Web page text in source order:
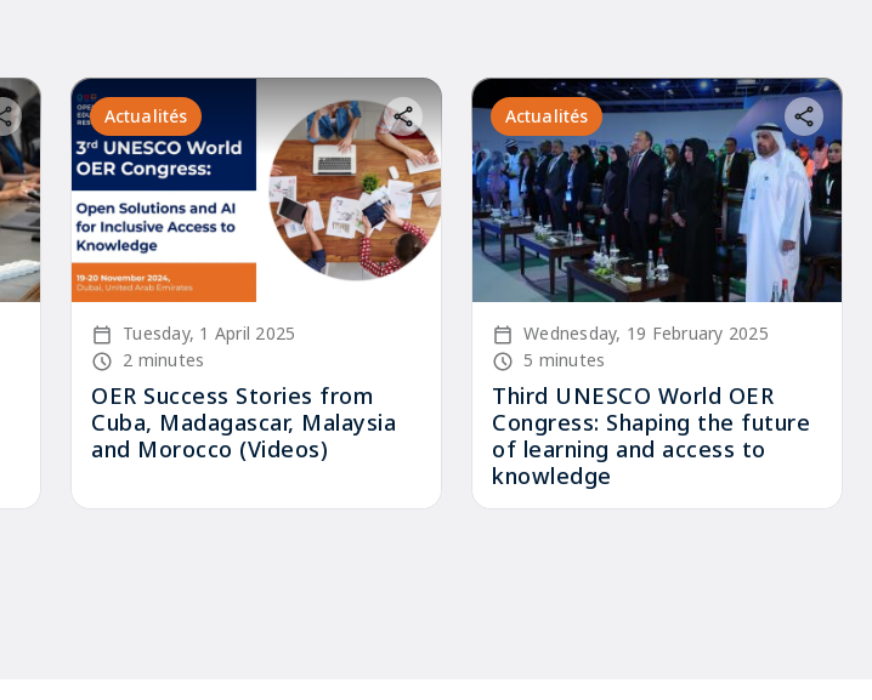
Actualités
Écrit leTuesday, 1 April 2025
Node read time
2 minutes
OER Success Stories from
Cuba, Madagascar, Malaysia
and Morocco (Videos)
Actualités
Écrit leWednesday, 19 February 2025
Node read time
5 minutes
Third UNESCO World OER
Congress: Shaping the future
of learning and access to
knowledge